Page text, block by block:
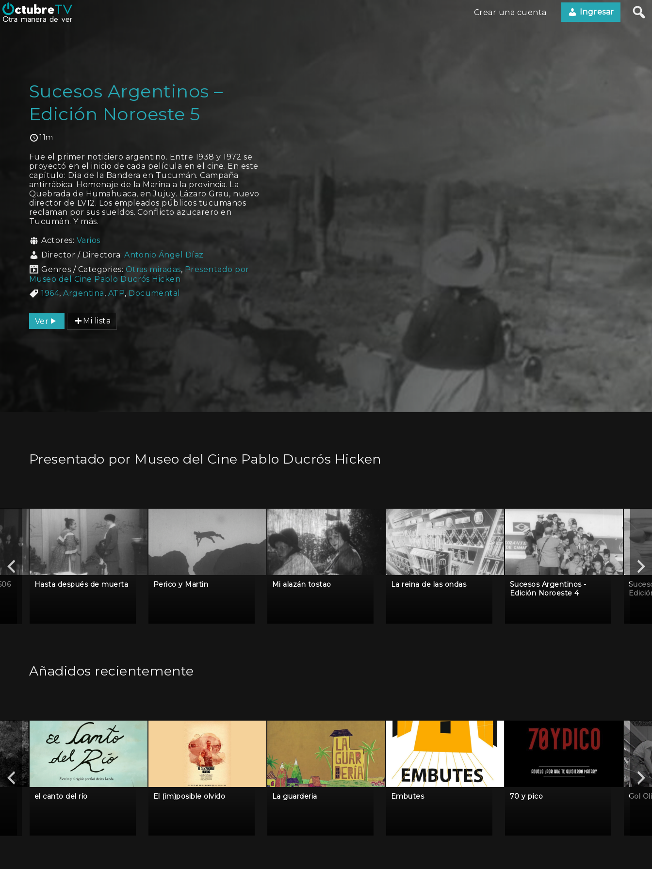
Crear una cuenta Ingresar
Sucesos Argentinos –
Edición Noroeste 5
11m
Fue el primer noticiero argentino. Entre 1938 y 1972 se
proyectó en el inicio de cada película en el cine. En este
capítulo: Día de la Bandera en Tucumán. Campaña
antirrábica. Homenaje de la Marina a la provincia. La
Quebrada de Humahuaca, en Jujuy. Lázaro Grau, nuevo
director de LV12. Los empleados públicos tucumanos
reclaman por sus sueldos. Conflicto azucarero en
Tucumán. Y más.
Actores: Varios
Director / Directora:Antonio Ángel Díaz
Genres / Categories: Otras miradas, Presentado por
Museo del Cine Pablo Ducrós Hicken
1964,Argentina, ATP, Documental
Ver Mi lista
Presentado por Museo del Cine Pablo Ducrós Hicken
Hasta después de muerta Perico y Martin Mi alazán tostao La reina de las ondas
Sucesos Argentinos -
Edición Noroeste 4
Añadidos recientemente
el canto del río El (im)posible olvido La guarderia Embutes 70 y pico Gol